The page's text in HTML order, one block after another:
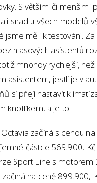
S většími či menšími
snad u všech modelů
jsme měli k testování. Za
hlasových asistentů
mnohdy rychlejší,
asistentem, jestli je v
si přeji nastavit
knoflíkem, a je to…
začíná s cenou na
částce 569.900,-
Sport Line s motorem
na ceně 899.900,-